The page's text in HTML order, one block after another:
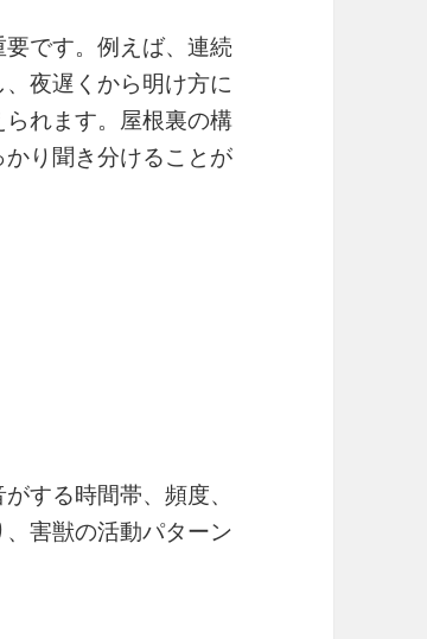
です。例えば、連続
夜遅くから明け方に
れます。屋根裏の構
り聞き分けることが
する時間帯、頻度、
害獣の活動パターン